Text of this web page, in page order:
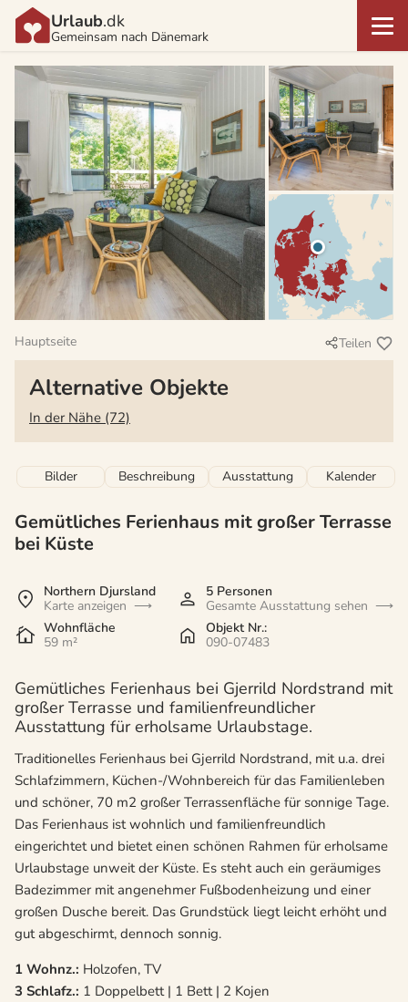
Urlaub.dk
Gemeinsam nach Dänemark
Hauptseite Teilen
Alternative Objekte
In der Nähe (72)
Bilder Beschreibung Ausstattung Kalender
Gemütliches Ferienhaus mit großer Terrasse
bei Küste
Northern Djursland
Karte anzeigen
5 Personen
Gesamte Ausstattung sehen
Wohnfläche
59 m²
Objekt Nr.:
090-07483
Gemütliches Ferienhaus bei Gjerrild Nordstrand mit
großer Terrasse und familienfreundlicher
Ausstattung für erholsame Urlaubstage.
Traditionelles Ferienhaus bei Gjerrild Nordstrand, mit u.a. drei
Schlafzimmern, Küchen-/Wohnbereich für das Familienleben
und schöner, 70 m2 großer Terrassenfläche für sonnige Tage.
Das Ferienhaus ist wohnlich und familienfreundlich
eingerichtet und bietet einen schönen Rahmen für erholsame
Urlaubstage unweit der Küste. Es steht auch ein geräumiges
Badezimmer mit angenehmer Fußbodenheizung und einer
großen Dusche bereit. Das Grundstück liegt leicht erhöht und
gut abgeschirmt, dennoch sonnig.
1 Wohnz.: Holzofen, TV
3 Schlafz.: 1 Doppelbett | 1 Bett | 2 Kojen